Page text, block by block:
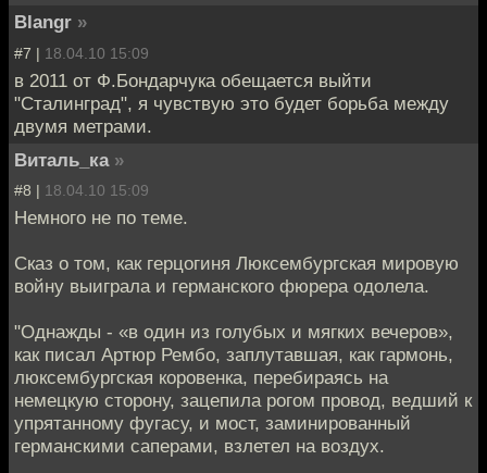
Blangr »
#7 | 18.04.10 15:09
в 2011 от Ф.Бондарчука обещается выйти
"Сталинград", я чувствую это будет борьба между
двумя метрами.
Виталь_ка »
#8 | 18.04.10 15:09
Немного не по теме.
Сказ о том, как герцогиня Люксембургская мировую
войну выиграла и германского фюрера одолела.
"Однажды - «в один из голубых и мягких вечеров»,
как писал Артюр Рембо, заплутавшая, как гармонь,
люксембургская коровенка, перебираясь на
немецкую сторону, зацепила рогом провод, ведший к
упрятанному фугасу, и мост, заминированный
германскими саперами, взлетел на воздух.